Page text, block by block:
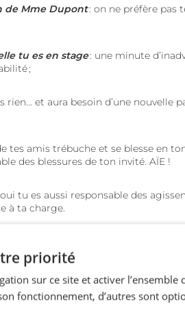
de Mme Dupont: on ne préfère pas
tu es en stage: une minute
;
rien... et aura besoin d’une nouvelle
tes amis trébuche et se blesse en
des blessures de ton invité. AÏE !
tu es aussi responsable des
à ta charge.
lors d'activités quotidiennes
est tout simplement cruciale. En
ta vie universitaire et quotidienne,
priorité
sur ce site et activer l’ensemble
fonctionnement, d’autres sont